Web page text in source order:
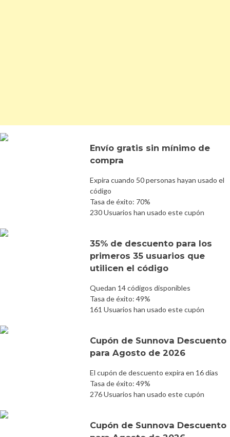
Envío gratis sin mínimo de
compra
Expira cuando 50 personas hayan usado el
código
Tasa de éxito: 70%
230 Usuarios han usado este cupón
35% de descuento para los
primeros 35 usuarios que
utilicen el código
Quedan 14 códigos disponibles
Tasa de éxito: 49%
161 Usuarios han usado este cupón
Cupón de Sunnova Descuento
para Agosto de 2026
El cupón de descuento expira en 16 días
Tasa de éxito: 49%
276 Usuarios han usado este cupón
Cupón de Sunnova Descuento